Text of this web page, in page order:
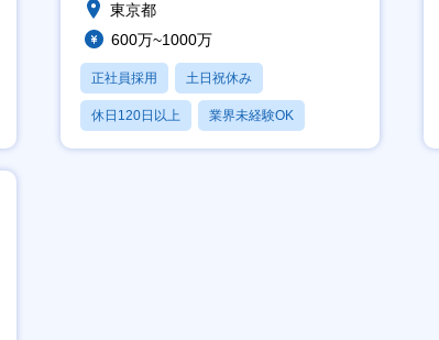
東京都
600万~1000万
正社員採用 土日祝休み
休日120日以上 業界未経験OK
月残業20時間以内